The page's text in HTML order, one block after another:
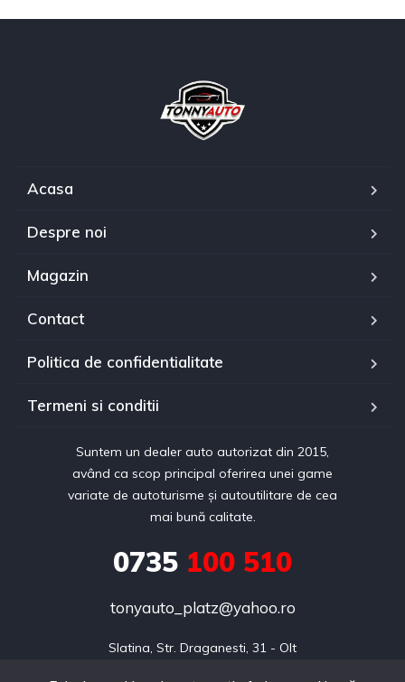
Acasa
Despre noi
Magazin
Contact
Politica de confidentialitate
Termeni si conditii
Suntem un dealer auto autorizat din 2015,
având ca scop principal oferirea unei game
variate de autoturisme și autoutilitare de cea
mai bună calitate.
0735 100 510
tonyauto_platz@yahoo.ro
Slatina, Str. Draganesti, 31 - Olt